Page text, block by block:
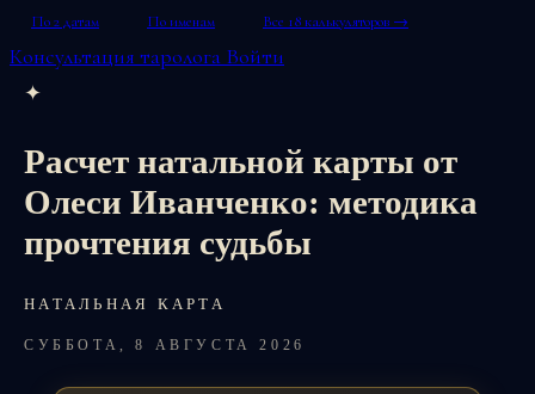
По 2 датам По именам Все 18 калькуляторов →
Консультация таролога Войти
✦
Расчет натальной карты от
Олеси Иванченко: методика
прочтения судьбы
НАТАЛЬНАЯ КАРТА
СУББОТА, 8 АВГУСТА 2026